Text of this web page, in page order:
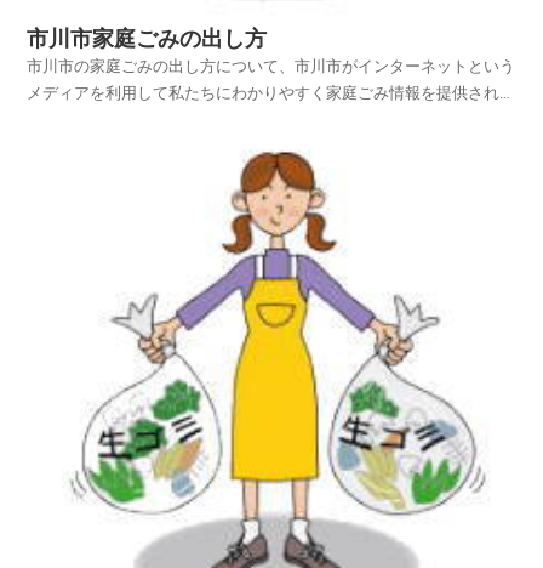
市川市家庭ごみの出し方
市川市の家庭ごみの出し方について、市川市がインターネットという
メディアを利用して私たちにわかりやすく家庭ごみ情報を提供されて
でご活用いただければ幸いです。平成25年4月1日から...